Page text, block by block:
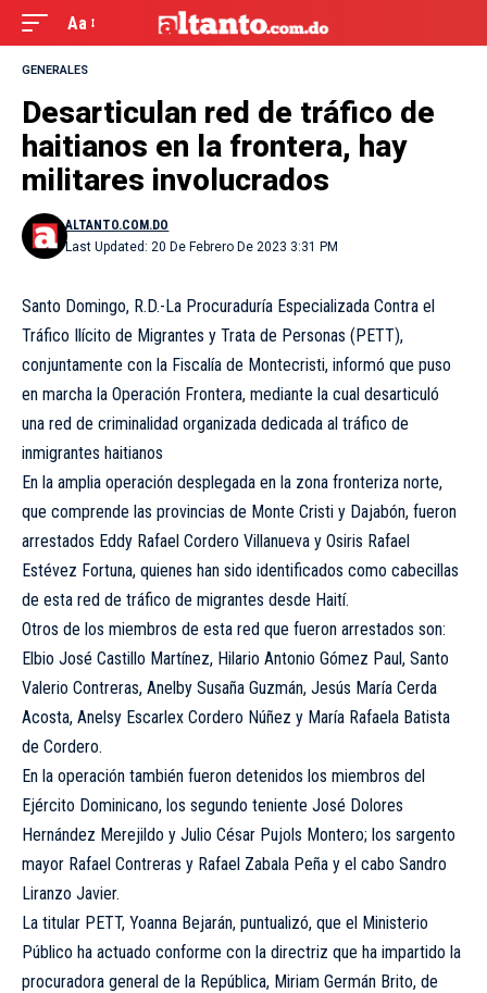
Aa
GENERALES
Desarticulan red de tráfico de
haitianos en la frontera, hay
militares involucrados
Last Updated: 20 De Febrero De 2023 3:31 PM
ALTANTO.COM.DO
Santo Domingo, R.D.-La Procuraduría Especializada Contra el
Tráfico Ilícito de Migran­tes y Trata de Personas (PETT),
conjuntamente con la Fiscalía de Montecristi, informó que puso
en marcha la Operación Frontera, mediante la cual desarticuló
una red de criminalidad organizada dedicada al tráfico de
inmigrantes haitianos
En la amplia operación desplegada en la zona fronteriza norte,
que comprende las provincias de Monte Cristi y Dajabón, fueron
arrestados Eddy Rafael Cordero Villanueva y Osiris Rafael
Estévez Fortuna, quienes han sido identificados como cabecillas
de esta red de tráfico de migrantes desde Haití.
Otros de los miembros de esta red que fueron arrestados son:
Elbio José Castillo Martínez, Hilario Antonio Gómez Paul, Santo
Valerio Contreras, Anelby Susaña Guzmán, Jesús María Cerda
Acosta, Anelsy Escarlex Cordero Núñez y María Rafaela Batista
de Cordero.
En la operación también fueron detenidos los miembros del
Ejército Dominicano, los segundo teniente José Dolores
Hernández Merejildo y Julio César Pujols Montero; los sargento
mayor Rafael Contreras y Rafael Zabala Peña y el cabo Sandro
Liranzo Javier.
La titular PETT, Yoanna Bejarán, puntualizó, que el Ministerio
Público ha actuado conforme con la directriz que ha impartido la
procuradora general de la República, Miriam Germán Brito, de